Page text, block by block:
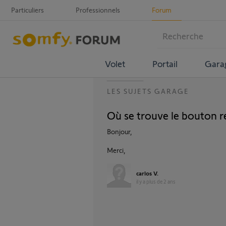
Particuliers Professionnels Forum
Volet Portail
LES SUJETS GARAGE
Où se trouve le bouton
Bonjour,
Merci,
carlos V.
il y a plus de 2 ans